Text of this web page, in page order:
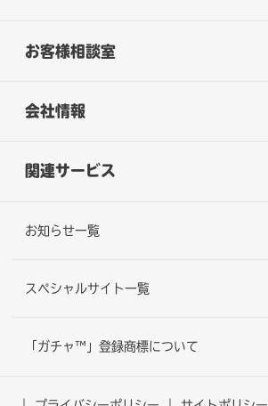
お客様相談室
会社情報
関連サービス
お知らせ一覧
スペシャルサイト一覧
「ガチャ™」登録商標について